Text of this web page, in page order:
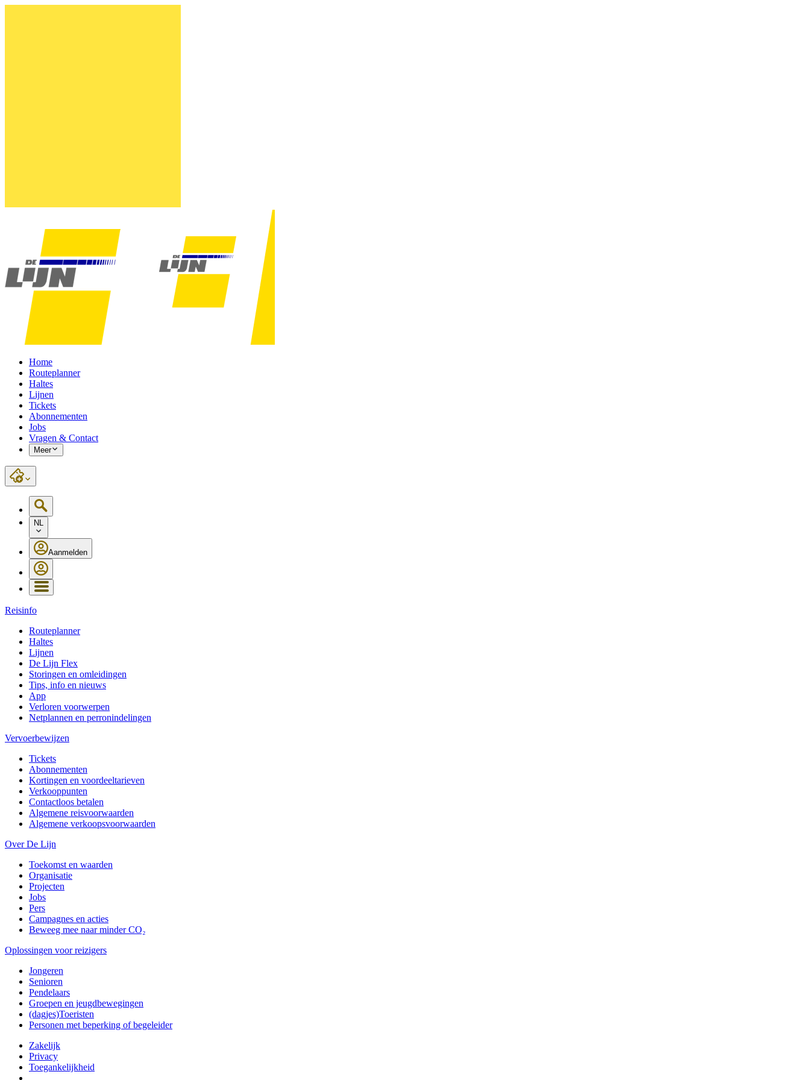
Home
Routeplanner
Haltes
Lijnen
Tickets
Abonnementen
Jobs
Vragen & Contact
Meer
NL
Aanmelden
Reisinfo
Routeplanner
Haltes
Lijnen
De Lijn Flex
Storingen en omleidingen
Tips, info en nieuws
App
Verloren voorwerpen
Netplannen en perronindelingen
Vervoerbewijzen
Tickets
Abonnementen
Kortingen en voordeeltarieven
Verkooppunten
Contactloos betalen
Algemene reisvoorwaarden
Algemene verkoopsvoorwaarden
Over De Lijn
Toekomst en waarden
Organisatie
Projecten
Jobs
Pers
Campagnes en acties
Beweeg mee naar minder CO₂
Oplossingen voor reizigers
Jongeren
Senioren
Pendelaars
Groepen en jeugdbewegingen
(dagjes)Toeristen
Personen met beperking of begeleider
Zakelijk
Privacy
Toegankelijkheid